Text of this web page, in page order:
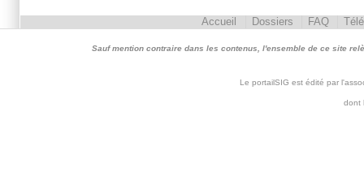
Accueil Dossiers FAQ
Sauf mention contraire dans les contenus, l'ensemble de ce site
Le portailSIG est édité par
dont